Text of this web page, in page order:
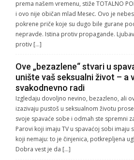
prema našem vremenu, stiže TOTALNO
i ovo nije običan mlad Mesec. Ovo je
pokrene priče koje su dugo bile gurane
nepravde. Istina protiv propagande.
protiv […]
Ove „bezazlene“ stvari u
unište vaš seksualni život – a
svakodnevno radi
Izgledaju dovoljno nevino, bezazleno, ali
izazivaju pustoš u seksualnom životu
svoje spavaće sobe i odmah ste spremni
Parovi koji imaju TV u spavaćoj sobi imaju
koji nemaju: to je činjenica, potkrepljena
Dobra vest je da […]